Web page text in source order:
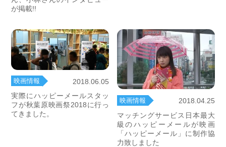
が掲載!!
映画情報
2018.06.05
実際にハッピーメールスタッ
フが秋葉原映画祭2018に行っ
てきました。
映画情報
2018.04.25
マッチングサービス日本最大
級のハッピーメールが映画
「ハッピーメール」に制作協
力致しました